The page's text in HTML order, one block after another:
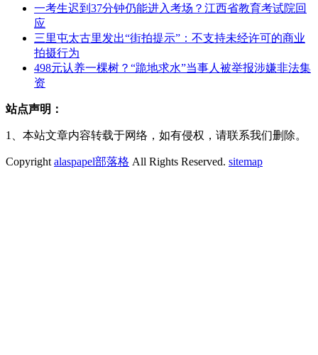
一考生迟到37分钟仍能进入考场？江西省教育考试院回
应
三里屯太古里发出“街拍提示”：不支持未经许可的商业
拍摄行为
498元认养一棵树？“跪地求水”当事人被举报涉嫌非法集
资
站点声明：
1、本站文章内容转载于网络，如有侵权，请联系我们删除。
Copyright alaspapel部落格 All Rights Reserved. sitemap